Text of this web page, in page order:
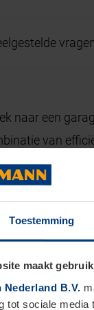
Toestemming
maakt
Nederland B.V.
tot sociale media
naar een
van
loopdeur een
van een
een